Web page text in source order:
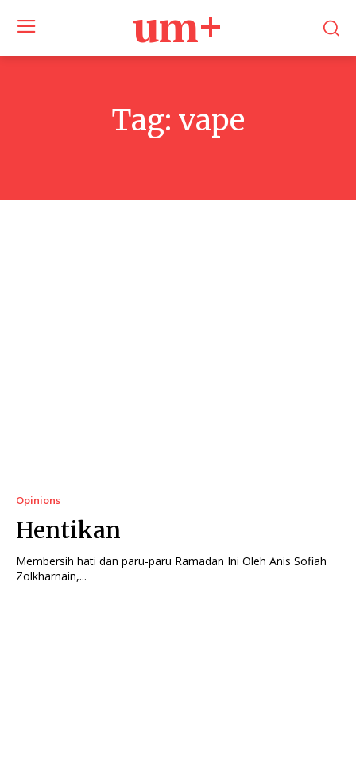
um+
Tag: vape
Opinions
Hentikan
Membersih hati dan paru-paru Ramadan Ini Oleh Anis Sofiah
Zolkharnain,...